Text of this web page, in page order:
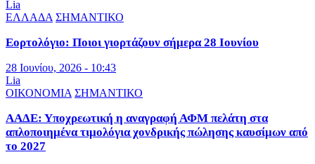
Lia
ΕΛΛΑΔΑ ΣΗΜΑΝΤΙΚΟ
Εορτολόγιο: Ποιοι γιορτάζουν σήμερα 28 Ιουνίου
28 Ιουνίου, 2026 - 10:43
Lia
ΟΙΚΟΝΟΜΙΑ ΣΗΜΑΝΤΙΚΟ
ΑΑΔΕ: Υποχρεωτική η αναγραφή ΑΦΜ πελάτη στα
απλοποιημένα τιμολόγια χονδρικής πώλησης καυσίμων από
το 2027